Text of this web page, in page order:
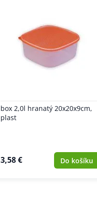
box 2,0l hranatý 20x20x9cm,
plast
3,58 € Do košíku